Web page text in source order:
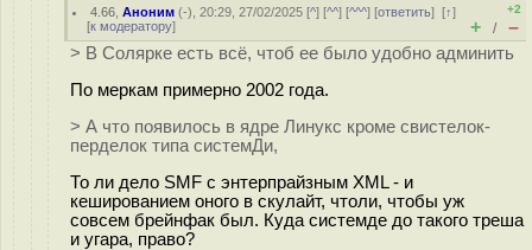
4.66 ,Аноним (-), 20:29, 27/02/2025 [^] [^^] [^^^] [ответить][↑]
[к модератору]
+2
+ / –
> В Солярке есть всё, чтоб ее было удобно админить
По меркам примерно 2002 года.
> А что появилось в ядре Линукс кроме свистелок-
перделок типа системДи,
То ли дело SMF с энтерпрайзным XML - и
кешированием оного в скулайт, чтоли, чтобы уж
совсем брейнфак был. Куда системде до такого треша
и угара, право?